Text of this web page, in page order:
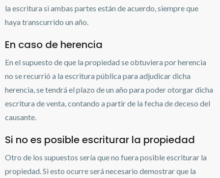
la escritura si ambas partes están de acuerdo, siempre que
haya transcurrido un año.
En caso de herencia
En el supuesto de que la propiedad se obtuviera por herencia
no se recurrió a la escritura pública para adjudicar dicha
herencia, se tendrá el plazo de un año para poder otorgar dicha
escritura de venta, contando a partir de la fecha de deceso del
causante.
Si no es posible escriturar la propiedad
Otro de los supuestos sería que no fuera posible escriturar la
propiedad. Si esto ocurre será necesario demostrar que la